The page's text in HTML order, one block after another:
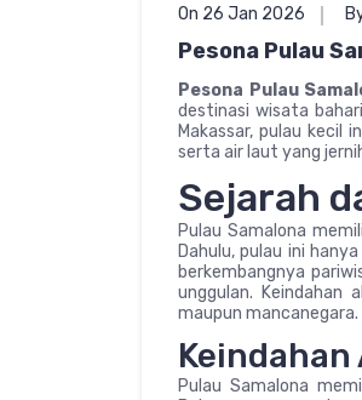
On 26 Jan 2026
Pesona Pulau
Pesona Pulau
destinasi wisata
Makassar, pulau kecil
serta air laut yang
Sejarah
Pulau Samalona
Dahulu, pulau ini
berkembangnya
unggulan. Keindahan
maupun mancanegara.
Keindahan
Pulau Samalona